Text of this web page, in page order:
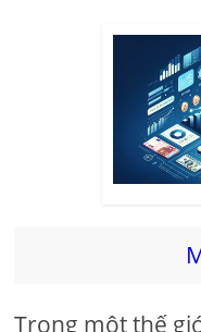
Trong một thế